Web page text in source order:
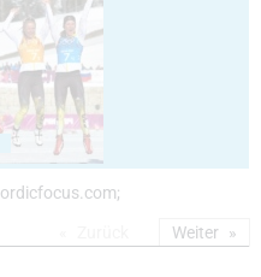
Weiter